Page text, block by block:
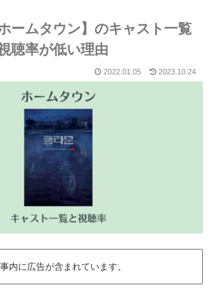
ームタウン】のキャスト一覧
聴率が低い理由
2022.01.05 2023.10.24
内に広告が含まれています。